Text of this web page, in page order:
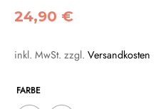
24,90 €
inkl. MwSt. zzgl. Versandkosten
FARBE